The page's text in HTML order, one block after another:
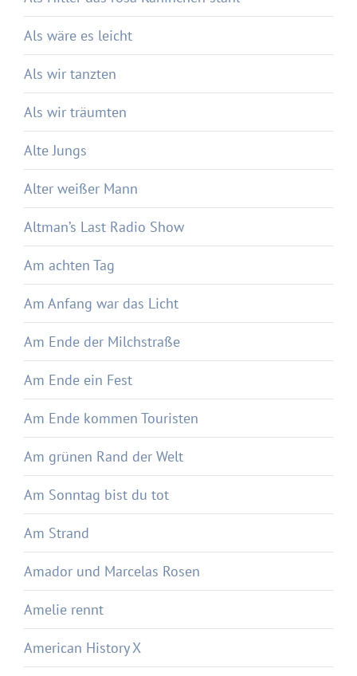
Als wäre es leicht
Als wir tanzten
Als wir träumten
Alte Jungs
Alter weißer Mann
Altman’s Last Radio Show
Am achten Tag
Am Anfang war das Licht
Am Ende der Milchstraße
Am Ende ein Fest
Am Ende kommen Touristen
Am grünen Rand der Welt
Am Sonntag bist du tot
Am Strand
Amador und Marcelas Rosen
Amelie rennt
American History X